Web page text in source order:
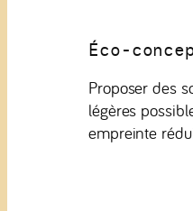
Éco-
Proposer des
légères
empreinte